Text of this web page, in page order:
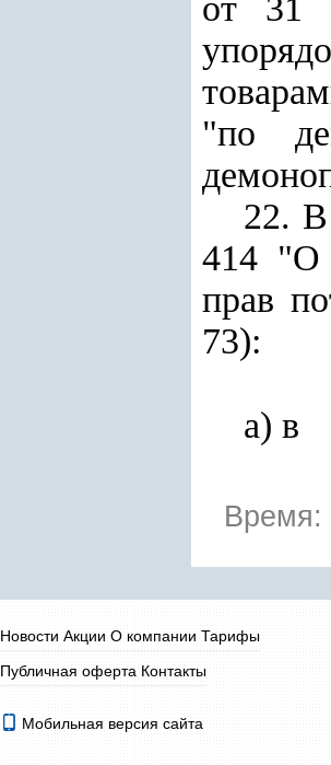
от 31
"по
22. В
414 "О
прав
73):
а) в
Время:
Новости Акции О компании Тарифы
Публичная оферта Контакты
Мобильная версия сайта